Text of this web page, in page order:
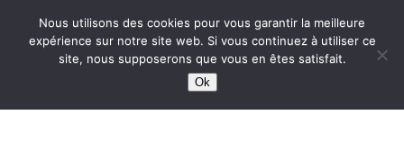
This site is protected bywp-copyrightpro.com
Nous utilisons des cookies pour vous garantir la meilleure
expérience sur notre site web. Si vous continuez à utiliser ce
site, nous supposerons que vous en êtes satisfait.
Ok